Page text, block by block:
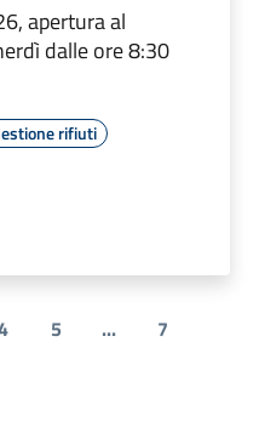
apertura al
dalle ore 8:30
rifiuti
5 ... 7